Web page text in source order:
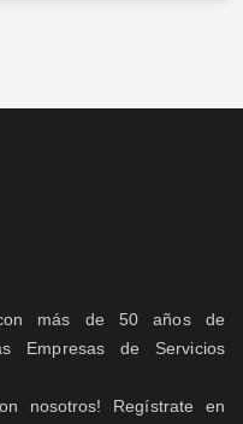
más de 50 años de
Empresas de Servicios
nosotros! Regístrate en